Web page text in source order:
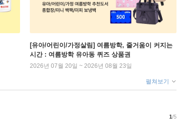
[유아/어린이/가정살림] 여름방학, 줄거움이 커지는
시간 : 여름방학 유아동 퀴즈 상품권
2026년 07월 20일 ~ 2026년 08월 23일
펼쳐보기
1/5